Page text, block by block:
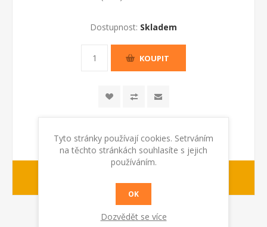
Dostupnost: Skladem
KOUPIT
Tyto stránky používají cookies. Setrváním
na těchto stránkách souhlasíte s jejich
používáním.
OK
Dozvědět se více